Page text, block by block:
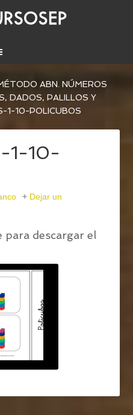
ABN. NÚMEROS
DADOS, PALILLOS Y
1-10-POLICUBOS
1-10-
Dejar un
para descargar el